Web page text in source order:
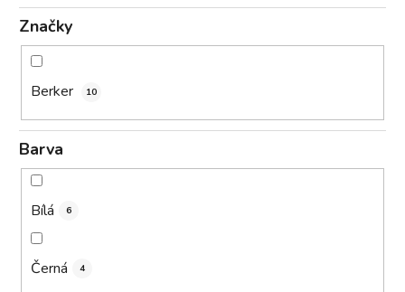
Značky
Berker 10
Barva
Bílá 6
Černá 4